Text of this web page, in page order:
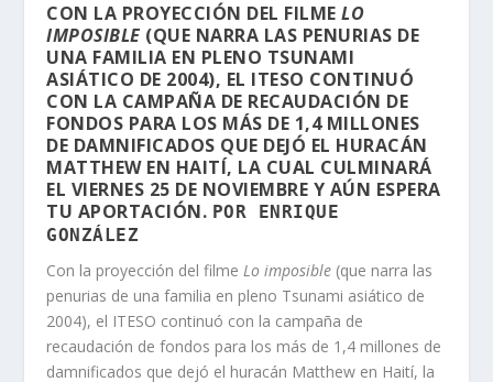
CON LA PROYECCIÓN DEL FILMELO
IMPOSIBLE (QUE NARRA LAS PENURIAS DE
UNA FAMILIA EN PLENO TSUNAMI
ASIÁTICO DE 2004), EL ITESO CONTINUÓ
CON LA CAMPAÑA DE RECAUDACIÓN DE
FONDOS PARA LOS MÁS DE 1,4 MILLONES
DE DAMNIFICADOS QUE DEJÓ EL HURACÁN
MATTHEW EN HAITÍ, LA CUAL CULMINARÁ
EL VIERNES 25 DE NOVIEMBRE Y AÚN ESPERA
TU APORTACIÓN. POR ENRIQUE
GONZÁLEZ
Con la proyección del filmeLo imposible (que narra las
penurias de una familia en pleno Tsunami asiático de
2004), el ITESO continuó con la campaña de
recaudación de fondos para los más de 1,4 millones de
damnificados que dejó el huracán Matthew en Haití, la